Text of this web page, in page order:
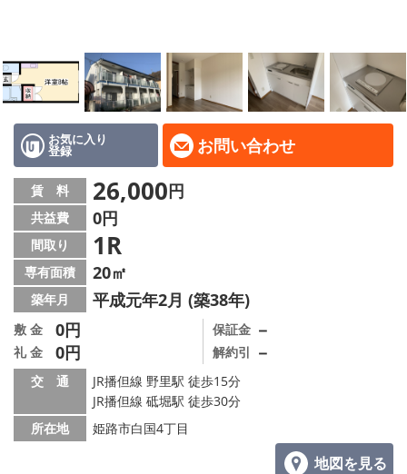
地図から探す
スタッフ
店舗情報·アクセス
会社概要
メールでお問い合わせ
お気に入り
登録 お問い合わせ
賃 料 26,000円
共益費 0円
間取り 1R
専有面積 20㎡
築年月 平成元年2月 (築38年)
敷 金 0円
礼 金 0円
保証金 －
解約引 －
交 通
JR播但線 野里駅 徒歩15分
JR播但線 砥堀駅 徒歩30分
所在地
姫路市白国4丁目
地図を見る